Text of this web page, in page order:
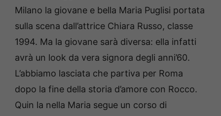
Milano la giovane e bella Maria Puglisi portata
sulla scena dall’attrice Chiara Russo, classe
1994. Ma la giovane sarà diversa: ella infatti
avrà un look da vera signora degli anni’60.
L’abbiamo lasciata che partiva per Roma
dopo la fine della storia d’amore con Rocco.
Quin la nella Maria segue un corso di